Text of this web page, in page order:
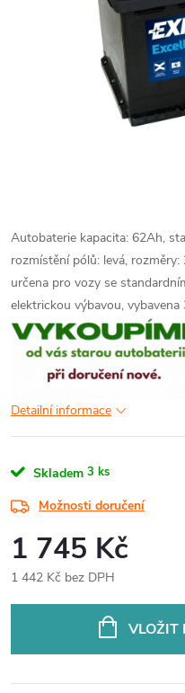
Autobaterie kapacita: 62Ah,
rozmístění pólů: levá,
určena pro vozy se
elektrickou výbavou, vybavena
Detailní informace
Skladem 3 ks
Možnosti doručení
1 745 Kč
1 442 Kč bez DPH
VLOŽIT